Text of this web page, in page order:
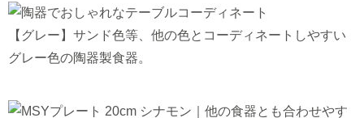
【グレー】サンド色等、他の色とコーディネートしやすい
グレー色の陶器製食器。